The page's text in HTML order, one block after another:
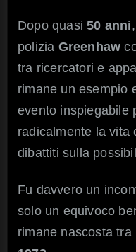
Dopo quasi50 anni
polizia Greenhaw
tra ricercatori e
rimane un esempio
evento inspiegabile
radicalmente la vita
dibattiti sulla
Fu davvero un
solo un equivoco
rimane nascosta